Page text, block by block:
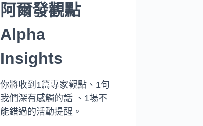
阿爾發觀點
Alpha
Insights
你將收到1篇專家觀點、1句
我們深有感觸的話 、1場不
能錯過的活動提醒。